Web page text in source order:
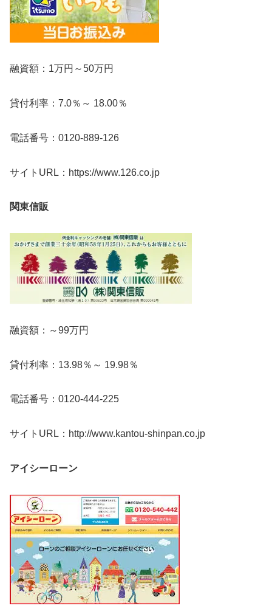
融資額：1万円～50万円
貸付利率：7.0％～ 18.00％
電話番号：0120-889-126
サイトURL：https://www.126.co.jp
関東信販
融資額：～99万円
貸付利率：13.98％～ 19.98％
電話番号：0120-444-225
サイトURL：http://www.kantou-shinpan.co.jp
アイシーローン